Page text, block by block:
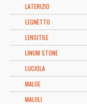
LATERIZIO
LEGNETTO
LENSITILE
LINUM STONE
LUCIOLA
MALOE
MALOLI